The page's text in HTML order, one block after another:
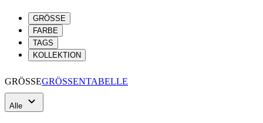
GRÖSSEGRÖSSENTABELLE
Alle
110
122
134